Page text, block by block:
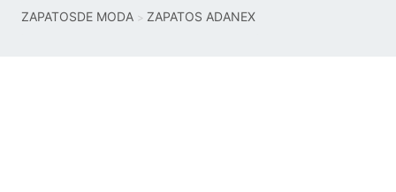
ZAPATOSDE MODA ZAPATOS ADANEX